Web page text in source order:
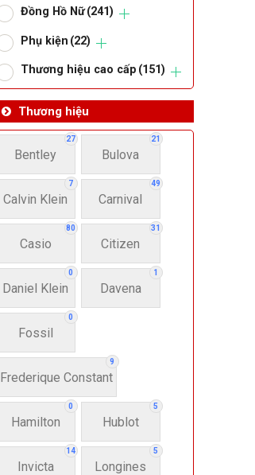
Đồng Hồ Nữ (241)
Phụ kiện (22)
Thương hiệu cao cấp (151)
Thương hiệu
27
Bentley
21
Bulova
7
Calvin Klein
49
Carnival
80
Casio
31
Citizen
0
Daniel Klein
1
Davena
0
Fossil
9
Frederique Constant
0
Hamilton
5
Hublot
14
Invicta
5
Longines